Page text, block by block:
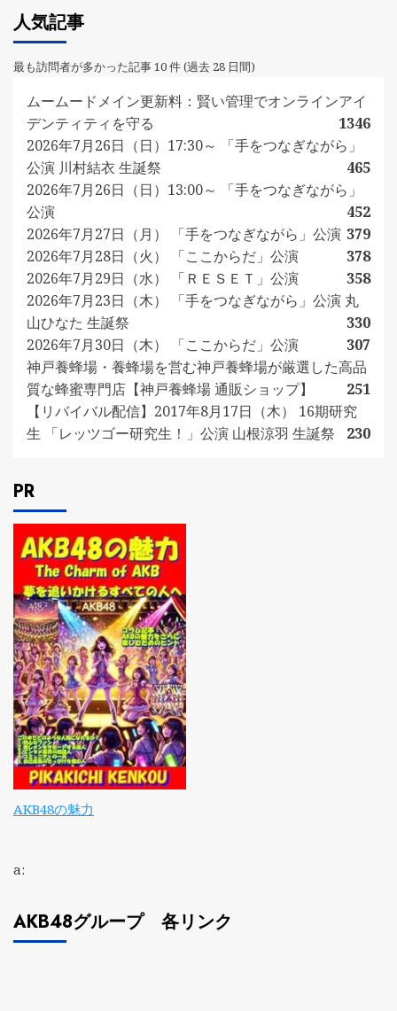
人気記事
最も訪問者が多かった記事 10 件 (過去 28 日間)
ムームードメイン更新料：賢い管理でオンラインアイ
デンティティを守る
1346
2026年7月26日（日）17:30～ 「手をつなぎながら」
公演 川村結衣 生誕祭
465
2026年7月26日（日）13:00～ 「手をつなぎながら」
公演
452
2026年7月27日（月） 「手をつなぎながら」公演 379
2026年7月28日（火） 「ここからだ」公演
378
2026年7月29日（水） 「ＲＥＳＥＴ」公演
358
2026年7月23日（木） 「手をつなぎながら」公演 丸
山ひなた 生誕祭
330
2026年7月30日（木） 「ここからだ」公演
307
神戸養蜂場・養蜂場を営む神戸養蜂場が厳選した高品
質な蜂蜜専門店【神戸養蜂場 通販ショップ】
251
【リバイバル配信】2017年8月17日（木） 16期研究
生 「レッツゴー研究生！」公演 山根涼羽 生誕祭
230
PR
AKB48の魅力
a:
AKB48グループ 各リンク